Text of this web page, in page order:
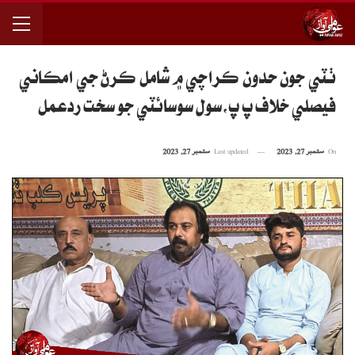
ٺٽي جون حدون ڪراچي ۾ شامل ڪرڻ جي امڪاني
فيصلي خلاف پ پ،سول سوسائٽي جو سخت ردعمل